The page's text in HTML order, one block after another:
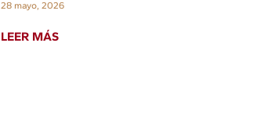
28 mayo, 2026
LEER MÁS